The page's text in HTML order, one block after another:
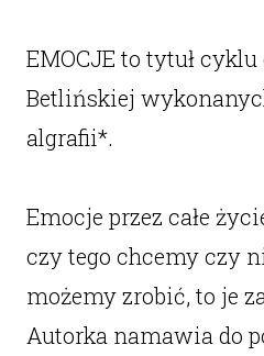
EMOCJE to tytuł
Betlińskiej
algrafii*.
Emocje przez całe
czy tego chcemy czy
możemy zrobić, to je
Autorka namawia do